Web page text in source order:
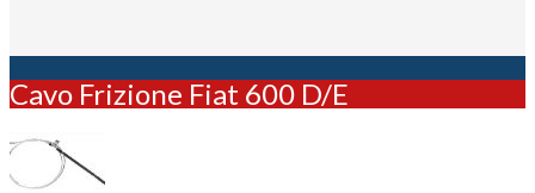
Cavo Frizione Fiat 600 D/E